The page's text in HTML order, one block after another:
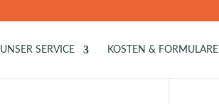
UNSER SERVICE KOSTEN & FORMULARE